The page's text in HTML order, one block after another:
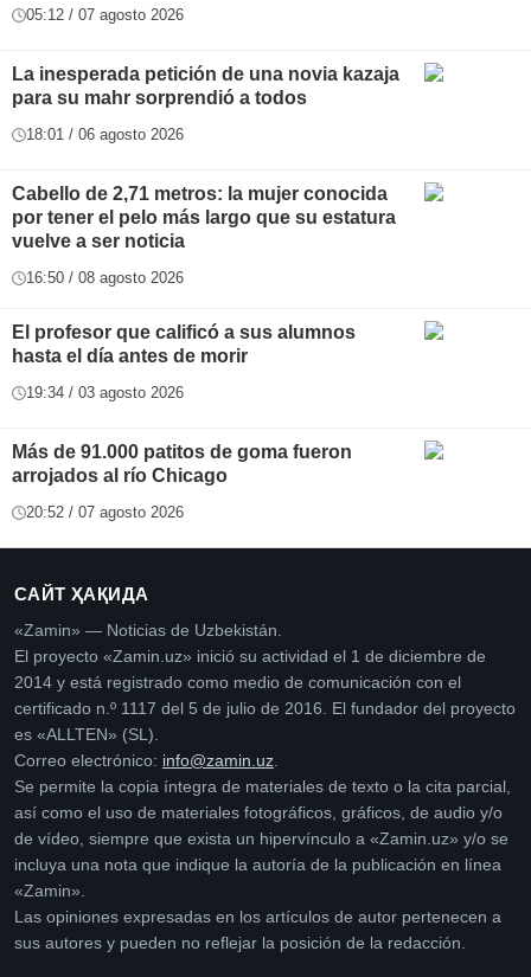
05:12 / 07 agosto 2026
La inesperada petición de una novia kazaja
para su mahr sorprendió a todos
18:01 / 06 agosto 2026
Cabello de 2,71 metros: la mujer conocida
por tener el pelo más largo que su estatura
vuelve a ser noticia
16:50 / 08 agosto 2026
El profesor que calificó a sus alumnos
hasta el día antes de morir
19:34 / 03 agosto 2026
Más de 91.000 patitos de goma fueron
arrojados al río Chicago
20:52 / 07 agosto 2026
САЙТ ҲАҚИДА
«Zamin» — Noticias de Uzbekistán.
El proyecto «Zamin.uz» inició su actividad el 1 de diciembre de
2014 y está registrado como medio de comunicación con el
certificado n.º 1117 del 5 de julio de 2016. El fundador del proyecto
es «ALLTEN» (SL).
Correo electrónico: info@zamin.uz.
Se permite la copia íntegra de materiales de texto o la cita parcial,
así como el uso de materiales fotográficos, gráficos, de audio y/o
de vídeo, siempre que exista un hipervínculo a «Zamin.uz» y/o se
incluya una nota que indique la autoría de la publicación en línea
«Zamin».
Las opiniones expresadas en los artículos de autor pertenecen a
sus autores y pueden no reflejar la posición de la redacción.